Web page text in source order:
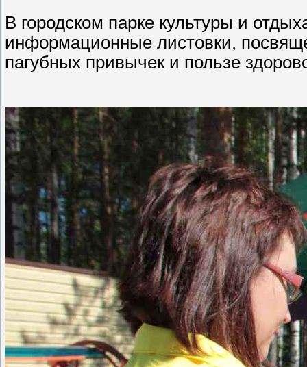
В городском парке культуры и
информационные листовки,
пагубных привычек и пользе